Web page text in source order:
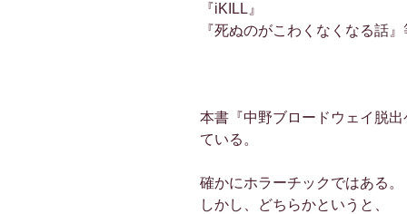
『iKILL』
『死ぬのがこわくなくなる話
本書『中野ブロードウェイ脱
ている。
確かにホラーチックではある。
しかし、どちらかというと、